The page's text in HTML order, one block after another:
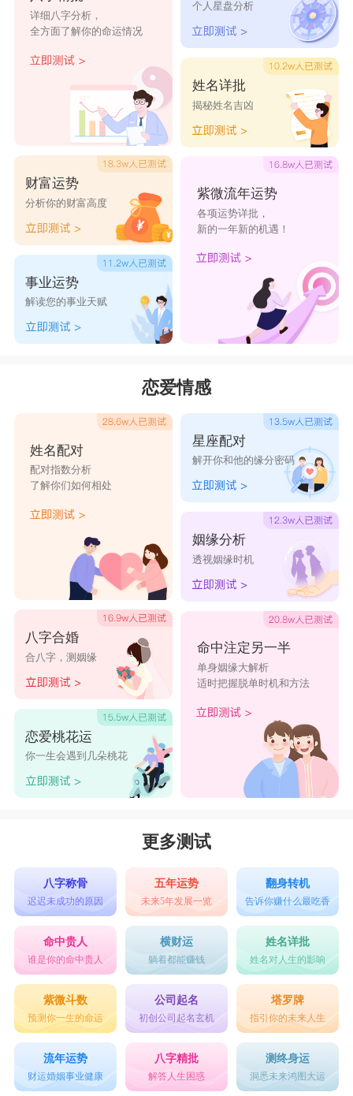
巨蟹座 的温柔善解人意，让你在跟他相处时感
到非常舒服。他总是会站在你的立场为你考虑问
题，照顾你的感受。当你为巨蟹付出时，他会加以
回报甚至十倍的好。他就是这样一个极具牺牲精神
的星座。如果你遇到了什么不开心，他会静静的在
一边听你倾诉，做你的垃圾桶，开导你，为你解决
所有的不开心。也就是这样的巨蟹，让人跟他相处
的越久，越觉得他好。
力。简单来说，狮子座是个特别会照顾人的星座。
当你和狮子一起外出吃饭时，他一定是抢着买单的
那一个;当你和狮子打算着一场旅行时，他一定是
提前做好攻略的那一个;当你对一件事情犹豫不决
时，狮子一定会给你忠诚的建议。所以，跟狮子座
在一起时，他就是一只无所不能的狮子。
星座乐原创文章，转载需注明出处
详细八字分析，
全方面了解你的命运情况
财富运势
分析你的财富高度
事业运势
解读您的事业天赋
个人星盘分析
姓名详批
揭秘姓名吉凶
紫微流年运势
各项运势详批，
新的一年新的机遇！
恋爱情感
姓名配对
配对指数分析
了解你们如何相处
八字合婚
合八字，测姻缘
恋爱桃花运
你一生会遇到几朵桃花
星座配对
解开你和他的缘分密码
姻缘分析
透视姻缘时机
命中注定另一半
单身姻缘大解析
适时把握脱单时机和方法
更多测试
八字称骨
迟迟未成功的原因
五年运势
未来5年发展一览
翻身转机
告诉你赚什么最吃香
命中贵人
谁是你的命中贵人
横财运
躺着都能赚钱
姓名详批
姓名对人生的影响
紫微斗数
预测你一生的命运
公司起名
初创公司起名玄机
塔罗牌
指引你的未来人生
流年运势
财运婚姻事业健康
八字精批
解答人生困惑
测终身运
洞悉未来鸿图大运